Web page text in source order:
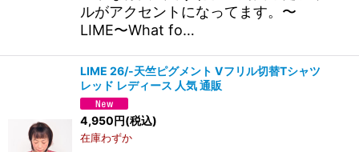
ルがアクセントになってます。〜
LIME〜What fo…
LIME 26/-天竺ピグメント Vフリル切替Tシャツ
レッド レディース 人気 通販
4,950円(税込)
在庫わずか